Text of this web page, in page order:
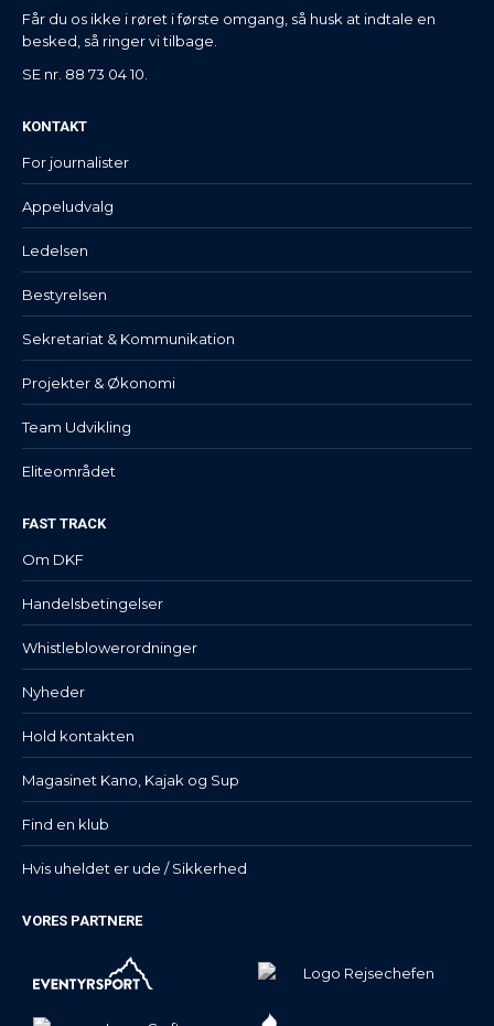
Får du os ikke i røret i første omgang, så husk at indtale en
besked, så ringer vi tilbage.
SE nr. 88 73 04 10.
KONTAKT
For journalister
Appeludvalg
Ledelsen
Bestyrelsen
Sekretariat & Kommunikation
Projekter & Økonomi
Team Udvikling
Eliteområdet
FAST TRACK
Om DKF
Handelsbetingelser
Whistleblowerordninger
Nyheder
Hold kontakten
Magasinet Kano, Kajak og Sup
Find en klub
Hvis uheldet er ude / Sikkerhed
VORES PARTNERE